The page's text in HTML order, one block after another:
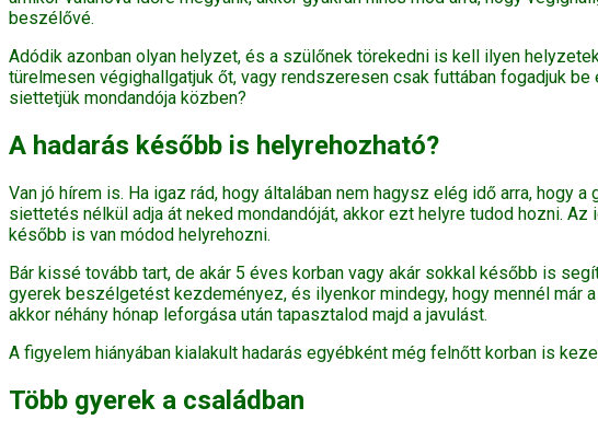
beszélővé.
Adódik azonban olyan helyzet, és a szülőnek törekedni is kell ilyen
türelmesen végighallgatjuk őt, vagy rendszeresen csak futtában fogadjuk
siettetjük mondandója közben?
A hadarás később is helyrehozható?
Van jó hírem is. Ha igaz rád, hogy általában nem hagysz elég idő arra, hogy
siettetés nélkül adja át neked mondandóját, akkor ezt helyre tudod hozni.
később is van módod helyrehozni.
Bár kissé tovább tart, de akár 5 éves korban vagy akár sokkal később is
gyerek beszélgetést kezdeményez, és ilyenkor mindegy, hogy mennél már
akkor néhány hónap leforgása után tapasztalod majd a javulást.
A figyelem hiányában kialakult hadarás egyébként még felnőtt korban is
Több gyerek a családban